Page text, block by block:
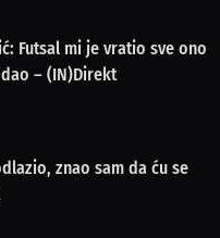
Futsal mi je vratio sve ono
– (IN)Direkt
znao sam da ću se